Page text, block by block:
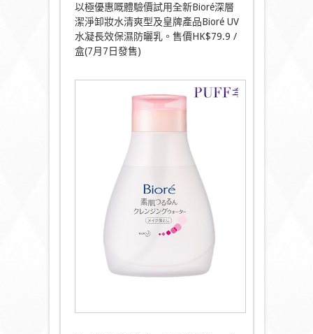
以極優惠嘅體驗價試用全新Bioré深層
潔淨卸妝水清爽型及皇牌產品Bioré UV
水凝長效保濕防曬乳。售價HK$79.9 /
盒(7月7日發售)